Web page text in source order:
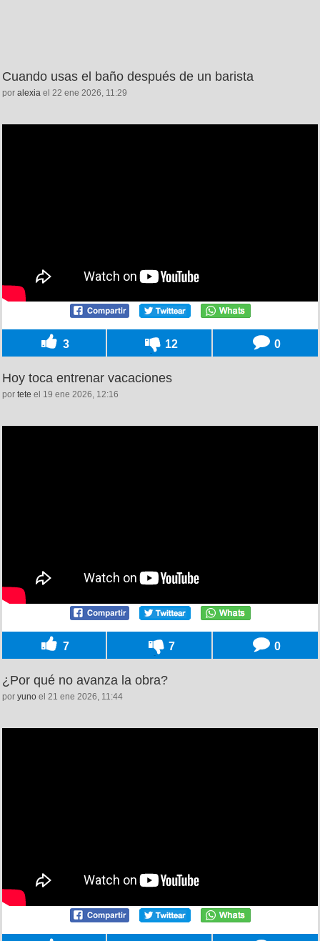
Cuando usas el baño después de un barista
por alexia el 22 ene 2026, 11:29
3 12 0
Hoy toca entrenar vacaciones
por tete el 19 ene 2026, 12:16
7 7 0
¿Por qué no avanza la obra?
por yuno el 21 ene 2026, 11:44